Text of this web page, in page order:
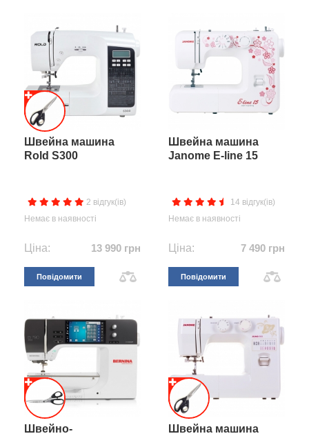
Швейна машина
Rold S300
2 відгук(ів)
Немає в наявності
Ціна: 13 990 грн
Повідомити
Швейна машина
Janome E-line 15
14 відгук(ів)
Немає в наявності
Ціна: 7 490 грн
Повідомити
Швейно-
Швейна машина